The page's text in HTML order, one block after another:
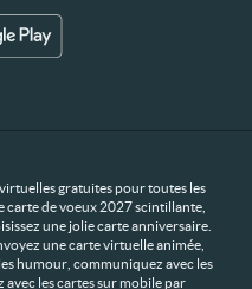
gratuites pour toutes les
carte de voeux 2027 scintillante,
une jolie carte anniversaire.
une carte virtuelle animée,
humour, communiquez avec les
les cartes sur mobile par